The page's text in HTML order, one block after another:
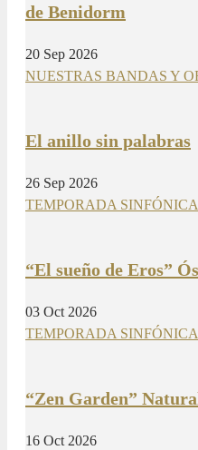
de Benidorm
20 Sep 2026
NUESTRAS BANDAS Y
El anillo sin palabras
26 Sep 2026
TEMPORADA
“El sueño de Eros”
03 Oct 2026
TEMPORADA
“Zen Garden”
16 Oct 2026